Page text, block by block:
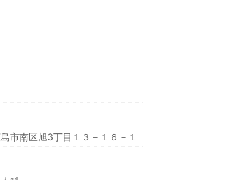
市南区旭3丁目１３－１６－１